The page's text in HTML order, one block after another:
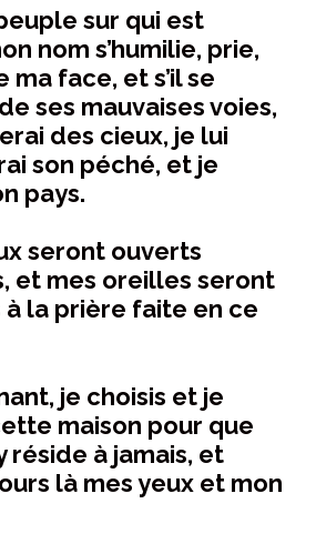
sur qui est
nom s’humilie, prie,
ma face, et s’il se
ses mauvaises voies,
des cieux, je lui
son péché, et je
pays.
seront ouverts
et mes oreilles seront
la prière faite en ce
je choisis et je
maison pour que
réside à jamais, et
là mes yeux et mon